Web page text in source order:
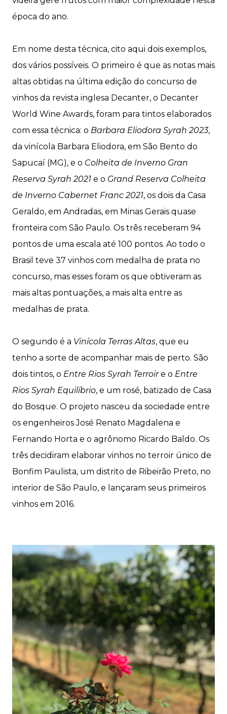
época do ano.
Em nome desta técnica, cito aqui dois exemplos,
dos vários possíveis. O primeiro é que as notas mais
altas obtidas na última edição do concurso de
vinhos da revista inglesa Decanter, o Decanter
World Wine Awards, foram para tintos elaborados
com essa técnica: o Barbara Eliodora Syrah 2023,
da vinícola Barbara Eliodora, em São Bento do
Sapucaí (MG), e o Colheita de Inverno Gran
Reserva Syrah 2021 e o Grand Reserva Colheita
de Inverno Cabernet Franc 2021, os dois da Casa
Geraldo, em Andradas, em Minas Gerais quase
fronteira com São Paulo. Os três receberam 94
pontos de uma escala até 100 pontos. Ao todo o
Brasil teve 37 vinhos com medalha de prata no
concurso, mas esses foram os que obtiveram as
mais altas pontuações, a mais alta entre as
medalhas de prata.
O segundo é a Vinícola Terras Altas, que eu
tenho a sorte de acompanhar mais de perto. São
dois tintos, o Entre Rios Syrah Terroire o Entre
Rios Syrah Equilíbrio, e um rosé, batizado de Casa
do Bosque. O projeto nasceu da sociedade entre
os engenheiros José Renato Magdalena e
Fernando Horta e o agrônomo Ricardo Baldo. Os
três decidiram elaborar vinhos no terroir único de
Bonfim Paulista, um distrito de Ribeirão Preto, no
interior de São Paulo, e lançaram seus primeiros
vinhos em 2016.